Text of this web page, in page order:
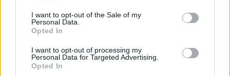
I want to opt-out of the Sale of my
Personal Data.
Opted In
I want to opt-out of processing my
Personal Data for Targeted Advertising.
Opted In